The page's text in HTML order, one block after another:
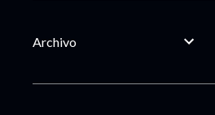
Archivo